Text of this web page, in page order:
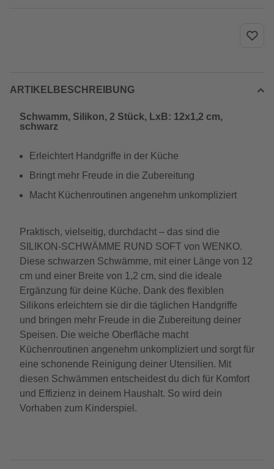
ARTIKELBESCHREIBUNG
Schwamm, Silikon, 2 Stück, LxB: 12x1,2 cm,
schwarz
Erleichtert Handgriffe in der Küche
Bringt mehr Freude in die Zubereitung
Macht Küchenroutinen angenehm unkompliziert
Praktisch, vielseitig, durchdacht – das sind die
SILIKON-SCHWÄMME RUND SOFT von WENKO.
Diese schwarzen Schwämme, mit einer Länge von 12
cm und einer Breite von 1,2 cm, sind die ideale
Ergänzung für deine Küche. Dank des flexiblen
Silikons erleichtern sie dir die täglichen Handgriffe
und bringen mehr Freude in die Zubereitung deiner
Speisen. Die weiche Oberfläche macht
Küchenroutinen angenehm unkompliziert und sorgt für
eine schonende Reinigung deiner Utensilien. Mit
diesen Schwämmen entscheidest du dich für Komfort
und Effizienz in deinem Haushalt. So wird dein
Vorhaben zum Kinderspiel.